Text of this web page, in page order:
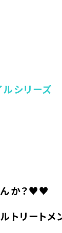
シリーズ
んか？♥♥
トリートメ